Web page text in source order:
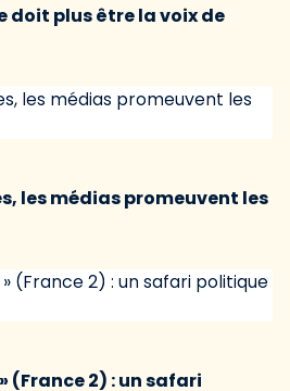
doit plus être la voix de
les médias promeuvent les
(France 2) : un safari